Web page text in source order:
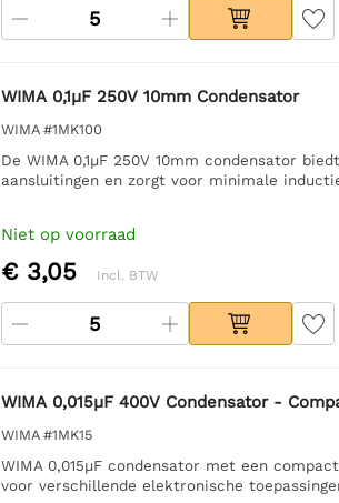
WIMA 0,1µF 250V 10mm Condensator
WIMA #1MK100
De WIMA 0,1µF 250V 10mm condensator
aansluitingen en zorgt voor minimale
Niet op voorraad
€ 3,05 Incl. BTW
WIMA 0,015µF 400V Condensator -
WIMA #1MK15
WIMA 0,015µF condensator met een
voor verschillende elektronische